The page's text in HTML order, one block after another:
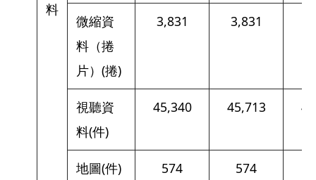
料
微縮資
料（捲
片）(捲)
3,831 3,831
視聽資
料(件)
45,340 45,713
地圖(件) 574 574